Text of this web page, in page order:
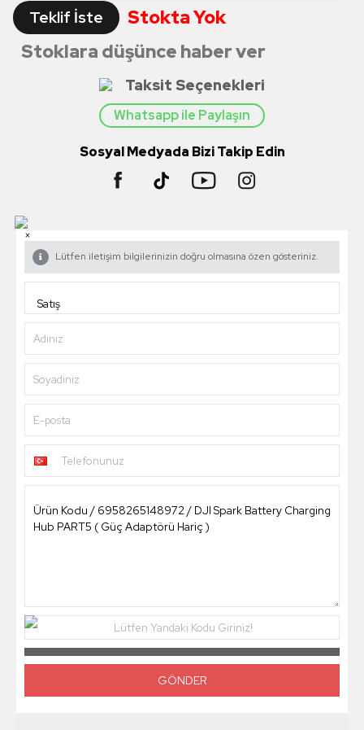
Teklif İste
Stokta Yok
Stoklara düşünce haber ver
Taksit Seçenekleri
Whatsapp ile Paylaşın
Sosyal Medyada Bizi Takip Edin
×
Lütfen iletişim bilgilerinizin doğru olmasına özen gösteriniz.
Adınız
Soyadınız
E-posta
Telefonunuz
Lütfen Yandaki Kodu Giriniz!